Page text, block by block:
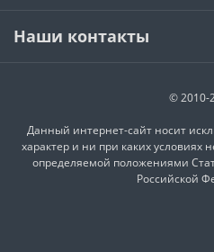
Наши контакты
© 2010-
Данный интернет-сайт носит
характер и ни при каких условиях
определяемой положениями
Российской